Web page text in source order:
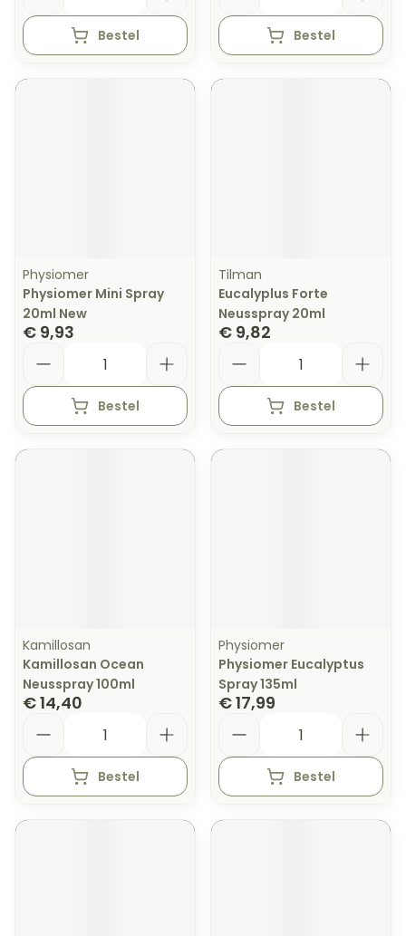
Bestel Bestel
Physiomer
Physiomer Mini Spray
20ml New
€ 9,93
Bestel
Tilman
Eucalyplus Forte
Neusspray 20ml
€ 9,82
Bestel
Kamillosan
Kamillosan Ocean
Neusspray 100ml
€ 14,40
Bestel
Physiomer
Physiomer Eucalyptus
Spray 135ml
€ 17,99
Bestel